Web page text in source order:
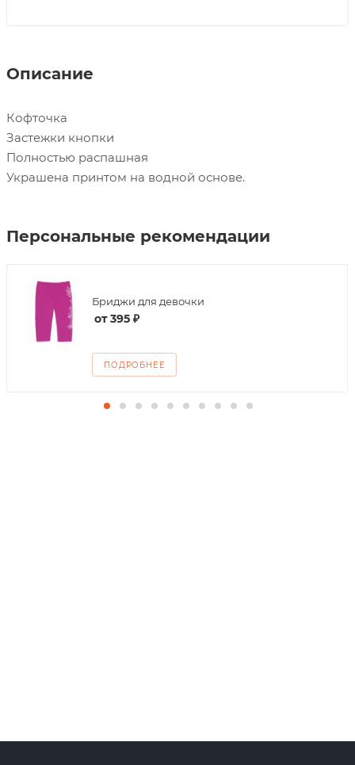
Описание
Кофточка
Застежки кнопки
Полностью распашная
Украшена принтом на водной основе.
Персональные рекомендации
Бриджи для девочки
от395 ₽
ПОДРОБНЕЕ